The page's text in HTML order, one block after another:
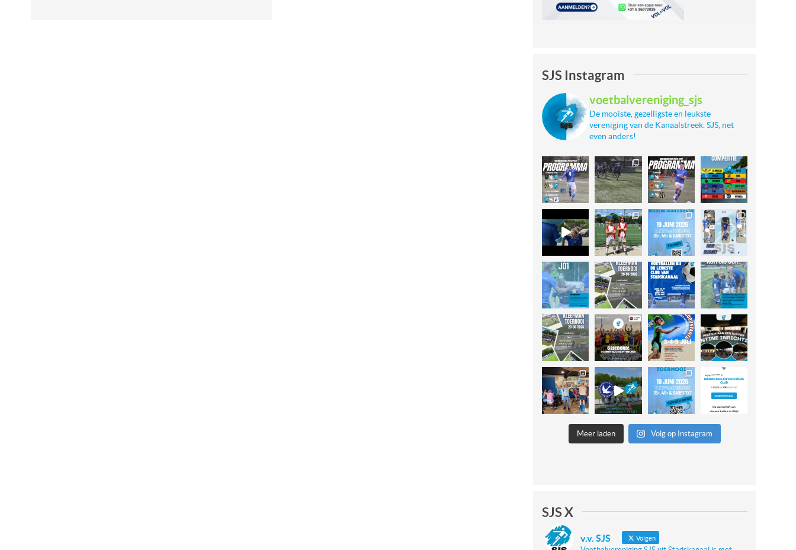
SJS Instagram
voetbalvereniging_sjs
De mooiste, gezelligste en leukste
vereniging van de Kanaalstreek. SJS, net
even anders!
Meer laden Volg op Instagram
SJS X
v.v. SJS Volgen